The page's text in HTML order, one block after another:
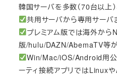
韓国サーバを多数（70台以上
共用サーバから専用サーバ
プレミアム版では海外か
版/hulu/DAZN/AbemaTV等
Win/Mac/iOS/Android用公
ーティ接続アプリではLinux